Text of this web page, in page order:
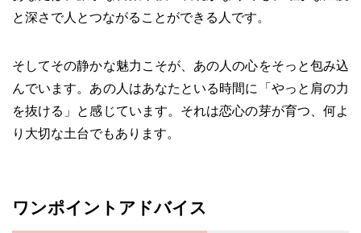
と深さで人とつながることができる人です。
そしてその静かな魅力こそが、あの人の心をそっと包み込
んでいます。あの人はあなたといる時間に「やっと肩の力
を抜ける」と感じています。それは恋心の芽が育つ、何よ
り大切な土台でもあります。
ワンポイントアドバイス